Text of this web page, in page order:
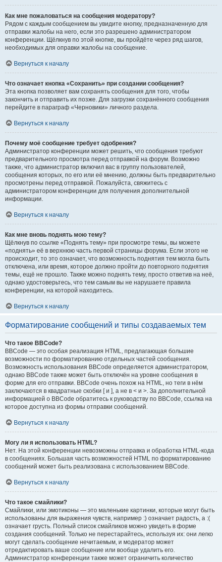
Как мне пожаловаться на сообщения модератору?
Рядом с каждым сообщением вы увидите кнопку, предназначенную для
отправки жалобы на него, если это разрешено администратором
конференции. Щёлкнув по этой кнопке, вы пройдёте через ряд шагов,
необходимых для оправки жалобы на сообщение.
Вернуться к началу
Что означает кнопка «Сохранить» при создании сообщения?
Эта кнопка позволяет вам сохранять сообщения для того, чтобы
закончить и отправить их позже. Для загрузки сохранённого сообщения
перейдите в параграф «Черновики» личного раздела.
Вернуться к началу
Почему моё сообщение требует одобрения?
Администратор конференции может решить, что сообщения требуют
предварительного просмотра перед отправкой на форум. Возможно
также, что администратор включил вас в группу пользователей,
сообщения которых, по его или её мнению, должны быть предварительно
просмотрены перед отправкой. Пожалуйста, свяжитесь с
администратором конференции для получения дополнительной
информации.
Вернуться к началу
Как мне вновь поднять мою тему?
Щёлкнув по ссылке «Поднять тему» при просмотре темы, вы можете
«поднять» её в верхнюю часть первой страницы форума. Если этого не
происходит, то это означает, что возможность поднятия тем могла быть
отключена, или время, которое должно пройти до повторного поднятия
темы, ещё не прошло. Также можно поднять тему, просто ответив на неё,
однако удостоверьтесь, что тем самым вы не нарушаете правила
конференции, на которой находитесь.
Вернуться к началу
Форматирование сообщений и типы создаваемых тем
Что такое BBCode?
BBCode — это особая реализация HTML, предлагающая большие
возможности по форматированию отдельных частей сообщения.
Возможность использования BBCode определяется администратором,
однако BBCode также может быть отключён на уровне сообщения в
форме для его отправки. BBCode очень похож на HTML, но теги в нём
заключаются в квадратные скобки [ и ], а не в < и >. За дополнительной
информацией о BBCode обратитесь к руководству по BBCode, ссылка на
которое доступна из формы отправки сообщений.
Вернуться к началу
Могу ли я использовать HTML?
Нет. На этой конференции невозможны отправка и обработка HTML-кода
в сообщениях. Большая часть возможностей HTML по форматированию
сообщений может быть реализована с использованием BBCode.
Вернуться к началу
Что такое смайлики?
Смайлики, или эмотиконы — это маленькие картинки, которые могут быть
использованы для выражения чувств, например :) означает радость, а :(
означает грусть. Полный список смайликов можно увидеть в форме
создания сообщений. Только не перестарайтесь, используя их: они легко
могут сделать сообщение нечитаемым, и модератор может
отредактировать ваше сообщение или вообще удалить его.
Администратор конференции также может ограничить количество